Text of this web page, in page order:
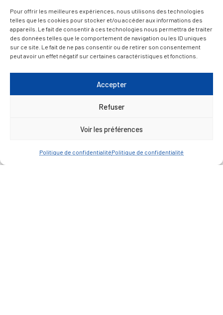
Pour offrir les meilleures expériences, nous utilisons des technologies
telles que les cookies pour stocker et/ou accéder aux informations des
appareils. Le fait de consentir à ces technologies nous permettra de traiter
des données telles que le comportement de navigation ou les ID uniques
sur ce site. Le fait de ne pas consentir ou de retirer son consentement
peut avoir un effet négatif sur certaines caractéristiques et fonctions.
Accepter
Refuser
Voir les préférences
Politique de confidentialitéPolitique de confidentialité
— Accéder au kiosque
— Découvrir et visiter